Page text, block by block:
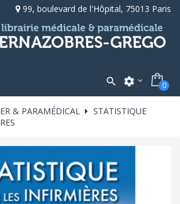
99, boulevard de l'Hôpital, 75013 Paris
 settings 0
& PARAMÉDICAL
STATISTIQUE